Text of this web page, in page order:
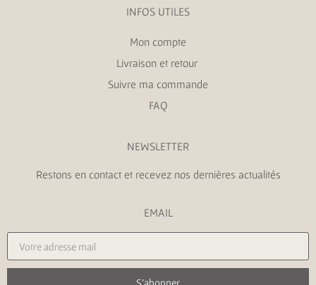
INFOS UTILES
Mon compte
Livraison et retour
Suivre ma commande
FAQ
NEWSLETTER
Restons en contact et recevez nos dernières actualités
EMAIL
S'abonner